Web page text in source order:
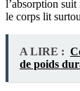
l’absorption
le corps lit
A LIRE :
de poids